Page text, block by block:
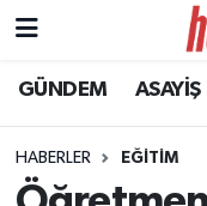
GÜNDEM ASAYİŞ
HABERLER EĞİTİM
Tire Nöbetçi
Tire Hava